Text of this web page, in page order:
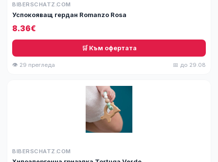
BIBERSCHATZ.COM
Успокояващ гердан Romanzo Rosa
8.36€
🛒 Към офертата
👁 29 прегледа 📅 до 29.08
BIBERSCHATZ.COM